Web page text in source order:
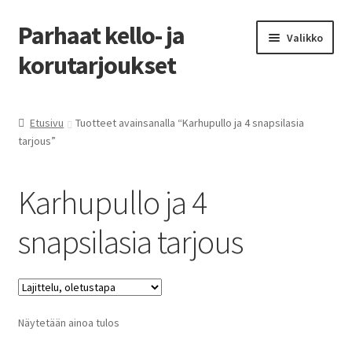
Siirry
navigointiin
Siirry
sisältöön
Parhaat kello- ja
korutarjoukset
Valikko
Parhaat tarjoukset
Etusivu
Tuotteet avainsanalla “Karhupullo ja 4 snapsilasia
tarjous”
Karhupullo ja 4
snapsilasia tarjous
Näytetään ainoa tulos